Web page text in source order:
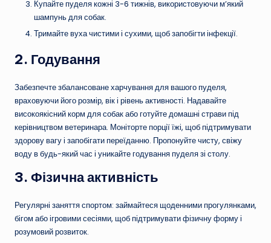
Купайте пуделя кожні 3-6 тижнів, використовуючи м’який
шампунь для собак.
Тримайте вуха чистими і сухими, щоб запобігти інфекції.
2. Годування
Забезпечте збалансоване харчування для вашого пуделя,
враховуючи його розмір, вік і рівень активності. Надавайте
високоякісний корм для собак або готуйте домашні страви під
керівництвом ветеринара. Моніторте порції їжі, щоб підтримувати
здорову вагу і запобігати переїданню. Пропонуйте чисту, свіжу
воду в будь-який час і уникайте годування пуделя зі столу.
3. Фізична активність
Регулярні заняття спортом: займайтеся щоденними прогулянками,
бігом або ігровими сесіями, щоб підтримувати фізичну форму і
розумовий розвиток.